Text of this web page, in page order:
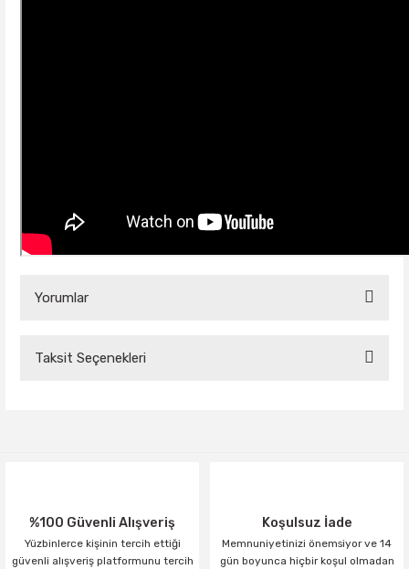
Yorumlar
Taksit Seçenekleri
%100 Güvenli Alışveriş
Yüzbinlerce kişinin tercih ettiği
güvenli alışveriş platformunu tercih
Koşulsuz İade
Memnuniyetinizi önemsiyor ve 14
gün boyunca hiçbir koşul olmadan